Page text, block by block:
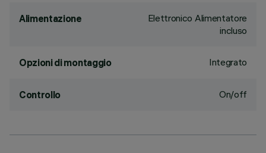
Alimentazione
Elettronico Alimentatore
incluso
Opzioni di montaggio Integrato
Controllo On/off